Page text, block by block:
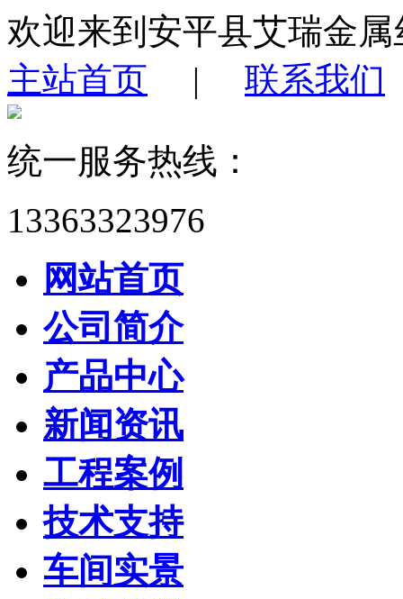
欢迎来到安平县艾瑞金
主站首页 | 联系我们
统一服务热线：
13363323976
网站首页
公司简介
产品中心
新闻资讯
工程案例
技术支持
车间实景